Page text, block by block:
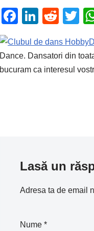
F
c
e
Li
k
e
R
d
di
T
tt
er
Dance. Dansatori din
bucuram ca interesul
Lasă un
Adresa ta de email
Nume*